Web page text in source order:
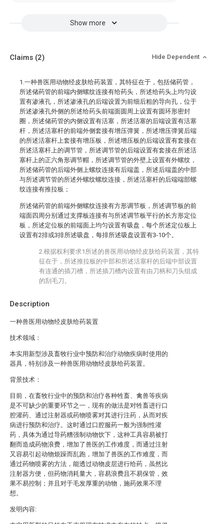
Show more
Description
一种兽医用动物经皮肤给药装置
技术领域：
本实用新型涉及畜牧行业中预防和治疗动物疾病时使用的
器具，特别涉及一种兽医用动物经皮肤给药装置。
背景技术：
目前，在畜牧行业中的预防和治疗各种牲畜、禽兽等疾病
是不可缺少的重要环节之一，现有的做法是对牲畜进行口
腔灌药、通过注射器或药物喷雾对其进行注药，从而对疾
病进行预防和治疗。这时通过口腔服药一般为强制性灌
药，具体为通过导药糟强制动物饮下，这种工具容易被打
翻而造成药物浪费，增加了兽医的工作难度，而通过注射
又容易引起动物烦躁而乱跑，增加了兽医的工作难度，而
通过药物喷雾的方法，能透过动物皮层进行给药，虽然比
注射器方便，但药物消耗量大，容易浪费且不易保管，效
果不易控制；并且对于毛发厚重的动物，施药效果不理
想。
发明内容:
Claims (2) Hide Dependent
1.一种兽医用动物经皮肤给药装置，其特征在于，包括储药管，
所述储药管的前端内侧螺纹连接有给药头，所述给药头上均匀设
置有渗液孔，所述渗液孔的后端设置为前细后粗的导向孔，位于
所述渗液孔外侧的所述给药头前端面圆周上设置有圆环形密封
圈，所述储药管的内侧设置有活塞，所述活塞的后端设置有活塞
杆，所述活塞杆的前端外侧套接有增压弹簧，所述增压弹簧后端
的所述活塞杆上套接有增压板，所述增压板的后端设置有套接在
所述活塞杆上的调节管，所述调节管的后端设置有套接在所述活
塞杆上的正六角形调节帽，所述调节管的外壁上设置有外螺纹，
所述储药管的后端外侧上螺纹连接有后端盖，所述后端盖的中部
与所述调节管的所述外螺纹螺纹连接，所述活塞杆的后端端部螺
纹连接有推拉板；
所述储药管的前端外侧螺纹连接有方形调节板，所述调节板的前
端面四周分别通过支撑板连接有与所述调节板平行的长方形定位
板，所述定位板的前端面上均匀设置有吸盘，每个所述定位板上
设置有2排或3排所述吸盘，每排所述吸盘设置有3-10个。
2.根据权利要求1所述的兽医用动物经皮肤给药装置，其特
征在于，所述推拉板的中部和所述活塞杆的后端中部设置
有连通的插刀槽，所述插刀槽内设置有由刀柄和刀头组成
的刮毛刀。